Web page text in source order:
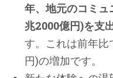
年、地元のコミ
兆2000億円)を支
す。これは前年比
円)の増加です。